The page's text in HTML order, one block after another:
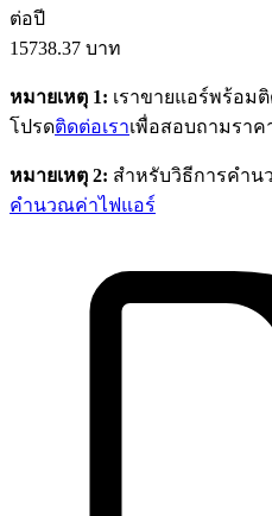
ต่อปี
15738.37 บาท
หมายเหตุ 1: เราขายแอร์พร้อม
โปรดติดต่อเราเพื่อสอบถามราค
หมายเหตุ 2: สำหรับวิธีการคำน
คำนวณค่าไฟแอร์